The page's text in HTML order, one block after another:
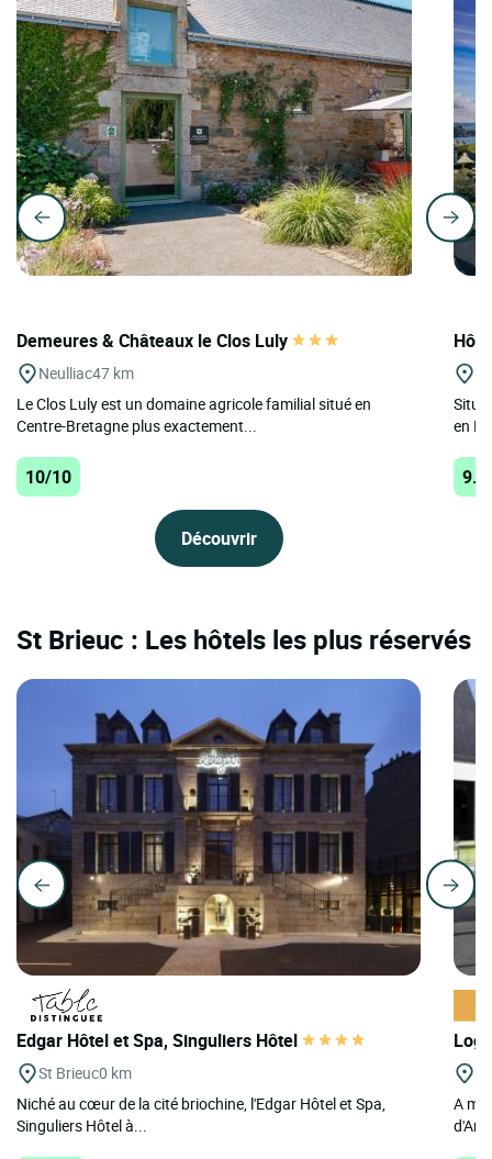
Demeures & Châteaux le Clos Luly
Neulliac47 km
Le Clos Luly est un domaine agricole familial situé en
Centre-Bretagne plus exactement...
10/10
Découvrir
en
St Brieuc : Les hôtels les plus réservés
Edgar Hôtel et Spa, Singuliers Hôtel
St Brieuc0 km
Niché au cœur de la cité briochine, l'Edgar Hôtel et Spa,
Singuliers Hôtel à...
A